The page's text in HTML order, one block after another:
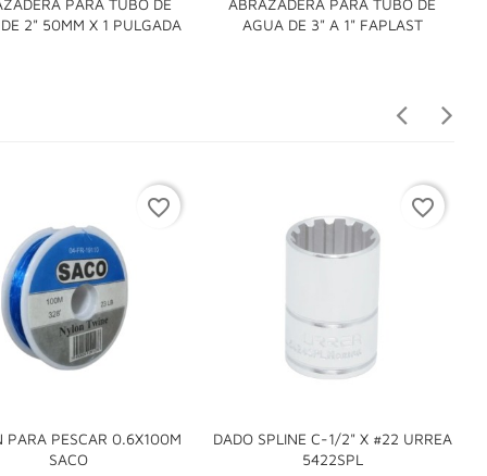
2" 50MM X 1 PULGADA

AGUA DE 3" A 1" FAPLAST

PARA PESCAR 0.6X100M
SACO

favorite_border
DADO SPLINE C-1/2" X #22 URREA
5422SPL

favorite_border